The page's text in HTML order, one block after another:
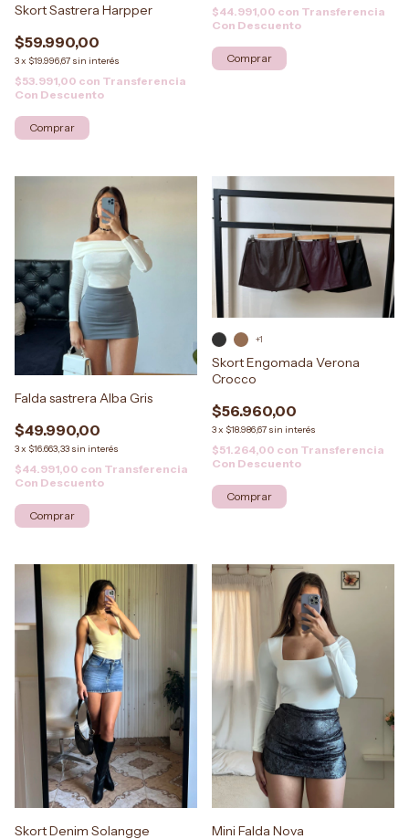
Skort Sastrera Harpper
$59.990,00
3x $19.996,67 sin interés
$53.991,00 con Transferencia
Con Descuento
Comprar
$44.991,00 con Transferencia
Con Descuento
Comprar
Falda sastrera Alba Gris
$49.990,00
3x $16.663,33 sin interés
$44.991,00 con Transferencia
Con Descuento
Comprar
Skort Engomada Verona
Crocco
$56.960,00
3x $18.986,67 sin interés
$51.264,00 con Transferencia
Con Descuento
+1
Comprar
Skort Denim Solangge Mini Falda Nova